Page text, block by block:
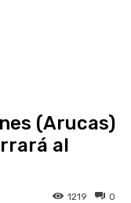
(Arucas)
al
0
1219